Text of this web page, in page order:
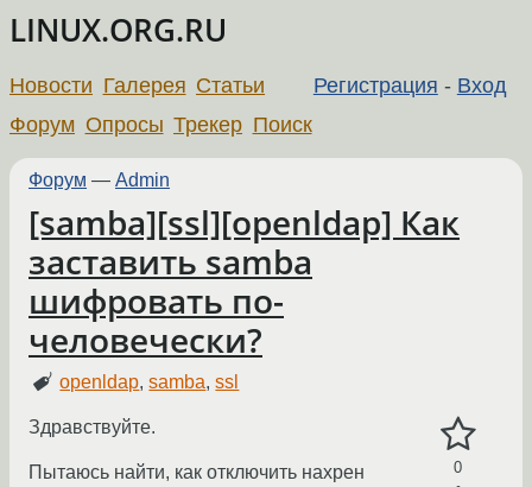
LINUX.ORG.RU
Регистрация - Вход
Новости Галерея Статьи
Форум Опросы Трекер Поиск
Форум — Admin
[samba][ssl][openldap] Как
заставить samba
шифровать по-
человечески?
openldap,samba,ssl
0
Здравствуйте.
Пытаюсь найти, как отключить нахрен